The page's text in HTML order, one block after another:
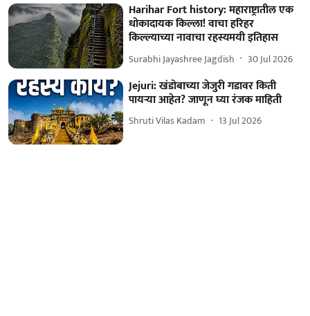
Harihar Fort history: महाराष्ट्रातील एक
धोकादायक किल्ला! वाचा हरिहर
किल्ल्याच्या नावाचा रहस्यमयी इतिहास
Surabhi Jayashree Jagdish 30 Jul 2026
Jejuri: खंडोबाच्या जेजुरी गडावर किती
पायऱ्या आहेत? जाणून घ्या रंजक माहिती
Shruti Vilas Kadam 13 Jul 2026